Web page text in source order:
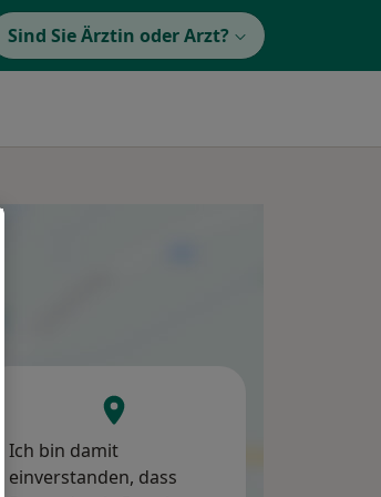
Sind Sie Ärztin oder Arzt?
Ich bin damit
einverstanden, dass